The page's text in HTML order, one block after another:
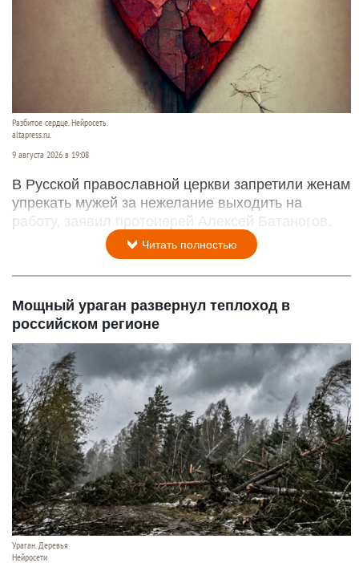
Разбитое сердце. Нейросеть.
altapress.ru.
9 августа 2026 в 19:08
В Русской православной церкви запретили женам
упрекать мужей за нежелание выходить на
работу, заявил протоиерей Алексей Батаногов.
Читать полностью
Мощный ураган развернул теплоход в
российском регионе
Ураган. Деревья
Нейросети